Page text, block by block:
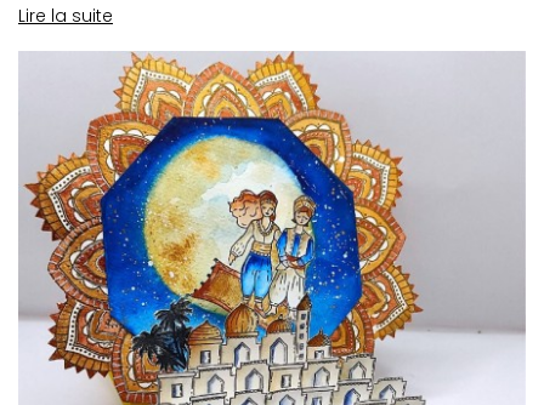
Lire la suite